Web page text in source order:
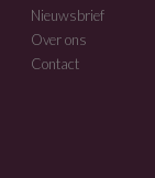
Nieuwsbrief
Over ons
Contact